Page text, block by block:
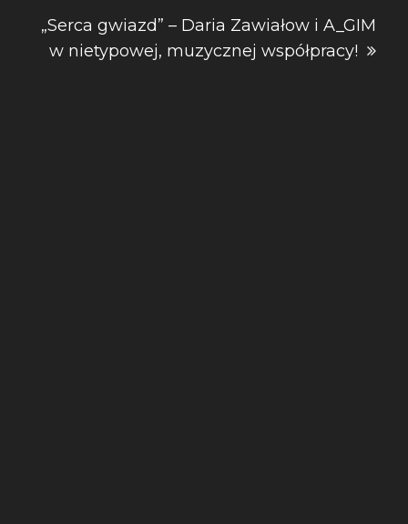
„Serca gwiazd” – Daria Zawiałow i A_GIM
w nietypowej, muzycznej współpracy!